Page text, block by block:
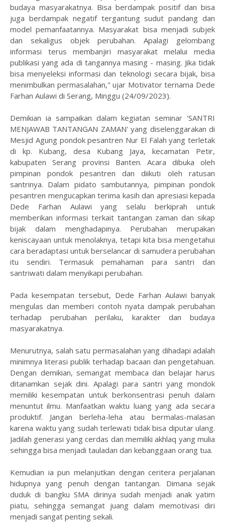
budaya masyarakatnya. Bisa berdampak positif dan bisa
juga berdampak negatif tergantung sudut pandang dan
model pemanfaatannya. Masyarakat bisa menjadi subjek
dan sekaligus objek perubahan. Apalagi gelombang
informasi terus membanjiri masyarakat melalui media
publikasi yang ada di tangannya masing - masing. Jika tidak
bisa menyeleksi informasi dan teknologi secara bijak, bisa
menimbulkan permasalahan," ujar Motivator ternama Dede
Farhan Aulawi di Serang, Minggu (24/09/2023).
Demikian ia sampaikan dalam kegiatan seminar 'SANTRI
MENJAWAB TANTANGAN ZAMAN' yang diselenggarakan di
Mesjid Agung pondok pesantren Nur El Falah yang terletak
di kp. Kubang, desa Kubang Jaya, kecamatan Petir,
kabupaten Serang provinsi Banten. Acara dibuka oleh
pimpinan pondok pesantren dan diikuti oleh ratusan
santrinya. Dalam pidato sambutannya, pimpinan pondok
pesantren mengucapkan terima kasih dan apresiasi kepada
Dede Farhan Aulawi yang selalu berkiprah untuk
memberikan informasi terkait tantangan zaman dan sikap
bijak dalam menghadapinya. Perubahan merupakan
keniscayaan untuk menolaknya, tetapi kita bisa mengetahui
cara beradaptasi untuk berselancar di samudera perubahan
itu sendiri. Termasuk pemahaman para santri dan
santriwati dalam menyikapi perubahan.
Pada kesempatan tersebut, Dede Farhan Aulawi banyak
mengulas dan memberi contoh nyata dampak perubahan
terhadap perubahan perilaku, karakter dan budaya
masyarakatnya.
Menurutnya, salah satu permasalahan yang dihadapi adalah
minimnya literasi publik terhadap bacaan dan pengetahuan.
Dengan demikian, semangat membaca dan belajar harus
ditanamkan sejak dini. Apalagi para santri yang mondok
memiliki kesempatan untuk berkonsentrasi penuh dalam
menuntut ilmu. Manfaatkan waktu luang yang ada secara
produktif. Jangan berleha-leha atau bermalas-malasan
karena waktu yang sudah terlewati tidak bisa diputar ulang.
Jadilah generasi yang cerdas dan memiliki akhlaq yang mulia
sehingga bisa menjadi tauladan dan kebanggaan orang tua.
Kemudian ia pun melanjutkan dengan ceritera perjalanan
hidupnya yang penuh dengan tantangan. Dimana sejak
duduk di bangku SMA dirinya sudah menjadi anak yatim
piatu, sehingga semangat juang dalam memotivasi diri
menjadi sangat penting sekali.